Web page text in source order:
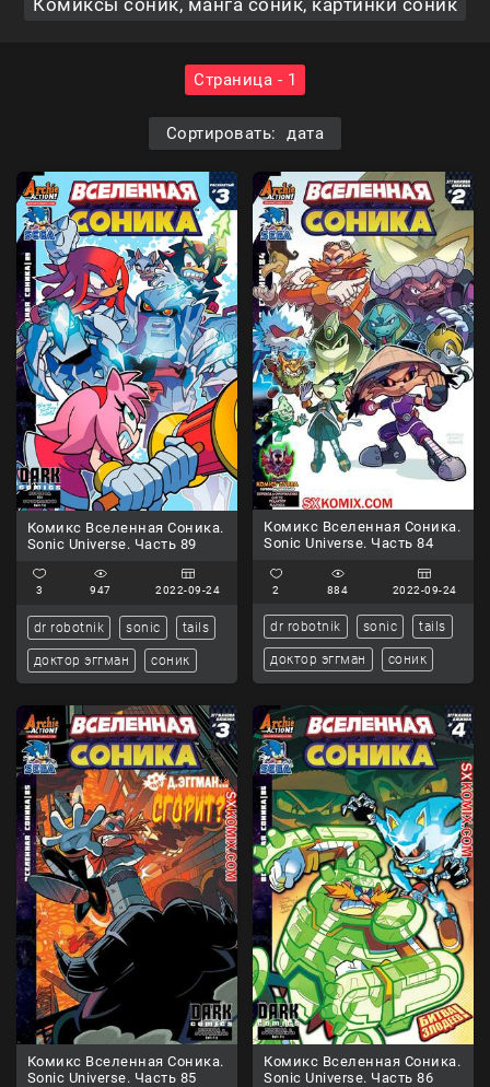
Комиксы соник, манга соник, картинки соник
Страница - 1
Сортировать: дата
Комикс Вселенная Соника.
Sonic Universe. Часть 89
3 947 2022-09-24
dr robotnik sonic tails
доктор эггман соник
Комикс Вселенная Соника.
Sonic Universe. Часть 84
2 884 2022-09-24
dr robotnik sonic tails
доктор эггман соник
Комикс Вселенная Соника.
Sonic Universe. Часть 85
Комикс Вселенная Соника.
Sonic Universe. Часть 86